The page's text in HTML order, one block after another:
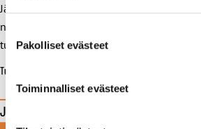
voit määrittää asetuksesi
Suostumuksen
valinta
Pakolliset evästeet
Toiminnalliset evästeet
Jäsenet ovat tietoisia työpaikkojensa
näkymistä ja liiton neuvottelutoiminnasta
tuntevat järjestötyön merkityksen.
Tulosta
Jaa tämä sivu